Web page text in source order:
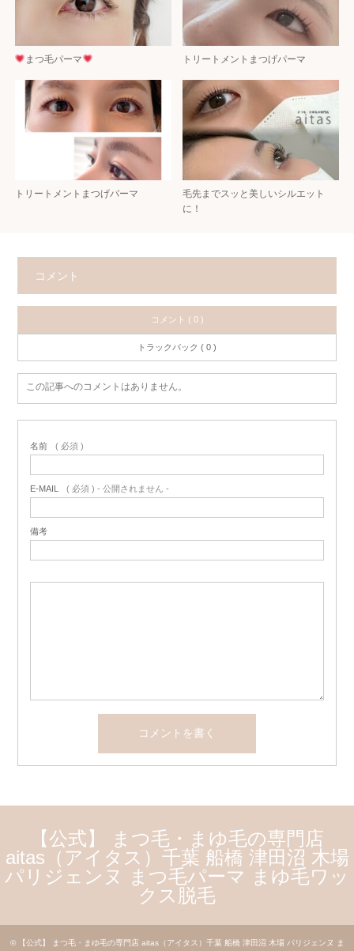
まつ毛パーマ トリートメントまつげパーマ
トリートメントまつげパーマ
毛先までスッと美しいシルエット
に！
コメント
コメント ( 0 )
トラックバック ( 0 )
この記事へのコメントはありません。
名前 ( 必須 )
E-MAIL ( 必須 ) - 公開されません -
備考
【公式】 まつ毛・まゆ毛の専門店
aitas（アイタス）千葉 船橋 津田沼 木場
パリジェンヌ まつ毛パーマ まゆ毛ワッ
クス脱毛
©
【公式】 まつ毛・まゆ毛の専門店 aitas（アイタス）千葉 船橋 津田沼 木場 パリジェンヌ ま